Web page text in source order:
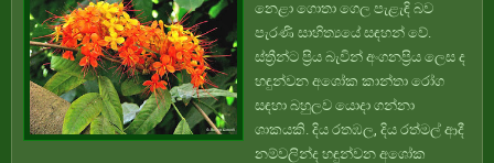
නෙළා ගොතා ගෙල පැළැඳි බව
පැරණි සාහිත්‍යයේ සඳහන් වේ.
ස්ත්‍රීන්ට ප්‍රිය බැවින් අංගනප්‍රිය ලෙස ද
හඳුන්වන අශෝක කාන්තා රෝග
සඳහා බහුලව යොදා ගන්නා
ශාකයකි. දිය රතඹල, දිය රත්මල් ආදී
නම්වලින්ද හඳුන්වන අශෝක